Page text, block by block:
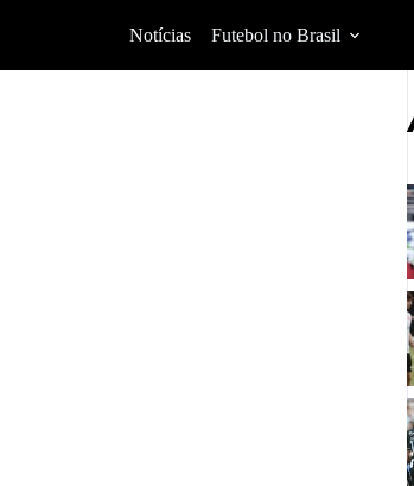
Notícias Futebol no Brasil